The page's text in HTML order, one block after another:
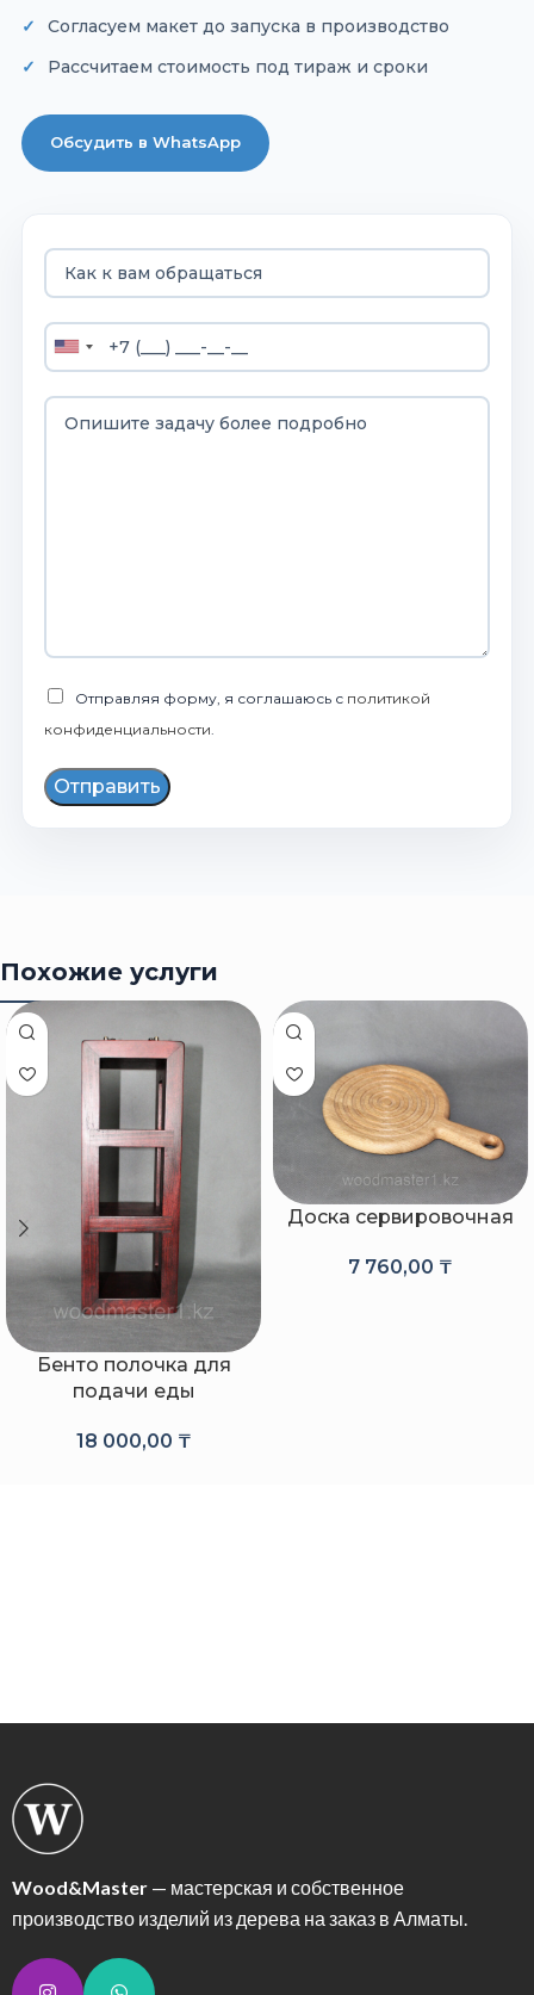
Согласуем макет до запуска в производство
Рассчитаем стоимость под тираж и сроки
Обсудить в WhatsApp
Отправляя форму, я соглашаюсь с политикой
конфиденциальности
Отправить
Похожие услуги
Бенто полочка для
подачи еды
18 000,00 ₸
Доска сервировочная
7 760,00 ₸
Wood&Master — мастерская и собственное
производство изделий из дерева на заказ в Алматы.